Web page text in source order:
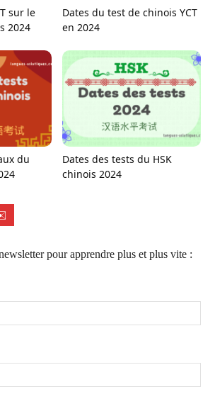
sur le
2024
Dates du test de chinois YCT
en 2024
du
Dates des tests du HSK
chinois 2024
pour apprendre plus et plus vite :